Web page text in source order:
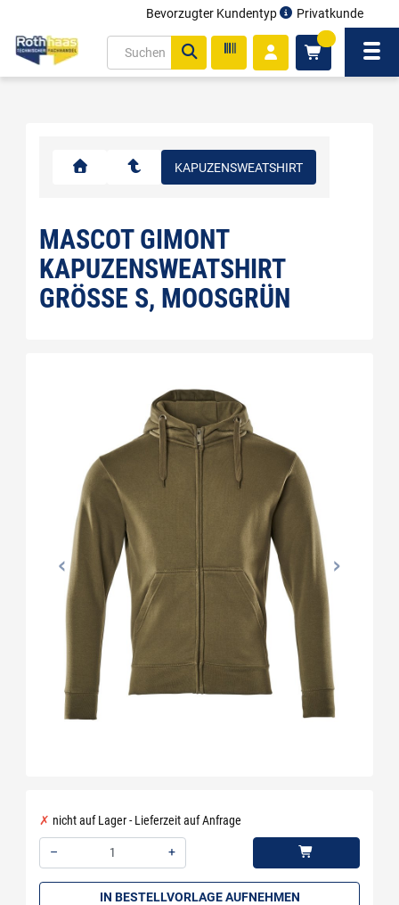
Bevorzugter Kundentyp Privatkunde
KAPUZENSWEATSHIRT
MASCOT GIMONT
KAPUZENSWEATSHIRT
GRÖSSE S, MOOSGRÜN
nicht auf Lager - Lieferzeit auf Anfrage
–
+
IN BESTELLVORLAGE AUFNEHMEN